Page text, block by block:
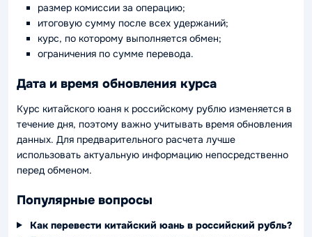
размер комиссии за операцию;
итоговую сумму после всех удержаний;
курс, по которому выполняется обмен;
ограничения по сумме перевода.
Дата и время обновления курса
Курс китайского юаня к российскому рублю изменяется в
течение дня, поэтому важно учитывать время обновления
данных. Для предварительного расчета лучше
использовать актуальную информацию непосредственно
перед обменом.
Популярные вопросы
Как перевести китайский юань в российский рубль?